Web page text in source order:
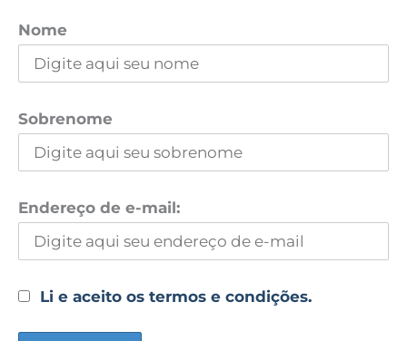
Nome
Sobrenome
Endereço de e-mail:
Li e aceito os termos e condições.